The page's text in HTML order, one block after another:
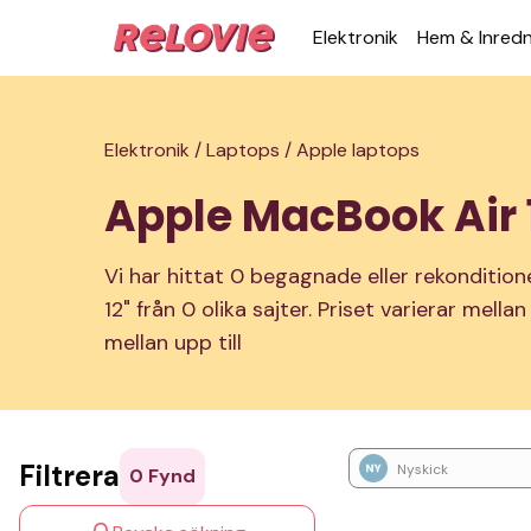
Elek­tronik Hem &
Elektronik /Laptops /Apple laptops
Apple MacBook Air
Vi har hittat 0 begagnade eller
12" från 0 olika sajter. Priset varierar
mellan upp till
Nyskick
Filtrera 0 Fynd